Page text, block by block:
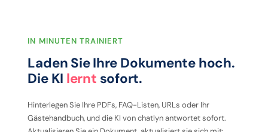
IN MINUTEN TRAINIERT
Laden Sie Ihre Dokumente hoch.
Die KI lernt sofort.
Hinterlegen Sie Ihre PDFs, FAQ-Listen, URLs oder Ihr
Gästehandbuch, und die KI von chatlyn antwortet sofort.